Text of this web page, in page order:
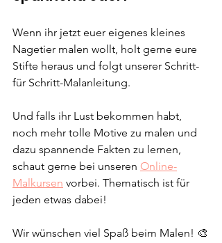
Wenn ihr jetzt euer eigenes kleines
Nagetier malen wollt, holt gerne eure
Stifte heraus und folgt unserer Schritt-
für Schritt-Malanleitung.
Und falls ihr Lust bekommen habt,
noch mehr tolle Motive zu malen und
dazu spannende Fakten zu lernen,
schaut gerne bei unseren Online-
Malkursen vorbei. Thematisch ist für
jeden etwas dabei!
Wir wünschen viel Spaß beim Malen! 🎨